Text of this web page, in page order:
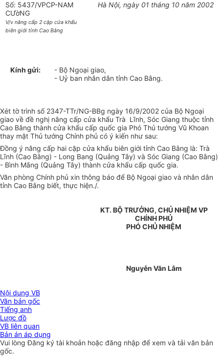
Số: 5437/VPCP-NAM
CƯờNG
V/v nâng cấp 2 cặp cửa khẩu
biên giới tỉnh Cao Bằng
Hà Nội, ngày 01 tháng 10 năm 2002
Kính gửi:
- Bộ Ngoại giao,
- Uỷ ban nhân dân tỉnh Cao Bằng.
Xét tờ trình số 2347-TTr/NG-BBg ngày 16/9/2002 của Bộ Ngoại
giao về đề nghị nâng cấp cửa khẩu Trà Lĩnh, Sóc Giang thuộc tỉnh
Cao Bằng thành cửa khẩu cấp quốc gia Phó Thủ tướng Vũ Khoan
thay mặt Thủ tướng Chính phủ có ý kiến như sau:
Đồng ý nâng cấp hai cặp cửa khẩu biên giới tỉnh Cao Bằng là: Trà
Lĩnh (Cao Bằng) - Long Bang (Quảng Tây) và Sóc Giang (Cao Bằng)
- Bình Mãng (Quảng Tây) thành cửa khẩu cấp quốc gia.
Văn phòng Chính phủ xin thông báo để Bộ Ngoại giao và nhân dân
tỉnh Cao Bằng biết, thực hiện./.
KT. BỘ TRƯỞNG, CHỦ NHIỆM VP
CHÍNH PHỦ
PHÓ CHỦ NHIỆM
Nguyễn Văn Lâm
Nội dung VB
Văn bản gốc
Tiếng anh
Lược đồ
VB liên quan
Bản án áp dụng
Vui lòngĐăng ký tài khoản hoặc đăng nhập để xem và tải văn bản
gốc.